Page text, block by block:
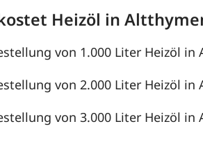
Heizöl in
von 1.000 Liter Heizöl
von 2.000 Liter Heizöl
von 3.000 Liter Heizöl